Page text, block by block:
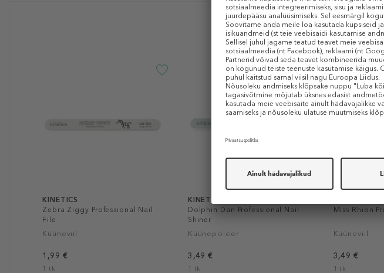
KINETICS
Zebra Ziggy Professional Nail
File
Küüneviil
1,99 €
1 tk
KINETICS
Dolphin Dan Professional Nail
Shiner
Küünepoleer
3,49 €
1 tk
Miss Rhion
Küüneviil
3,49 €
1 tk